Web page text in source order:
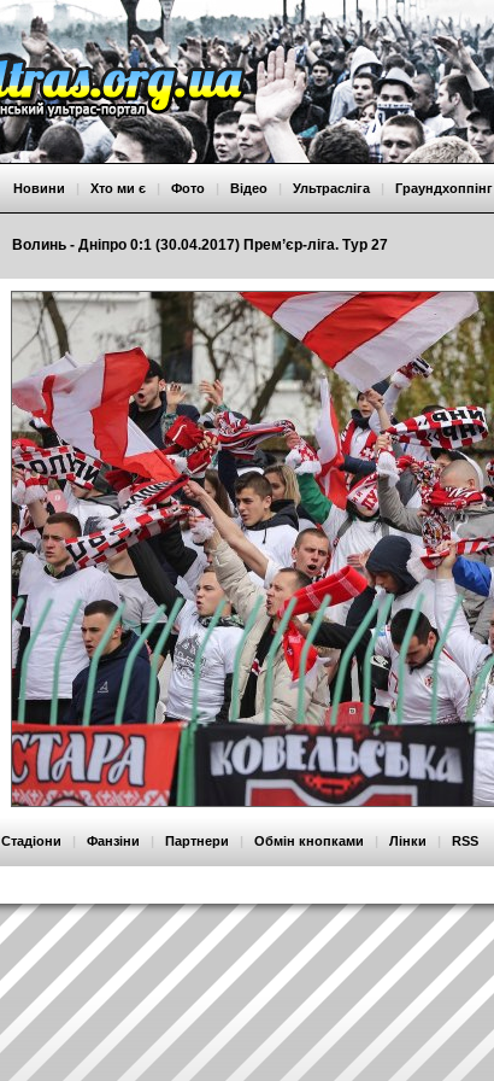
Волинь - Дніпро 0:1 (30.04.2017) Прем’єр-ліга. Тур 27
Новини | Хто ми є | Фото | Відео | Ультрасліга | Граундхоппінг
Стадіони | Фанзіни | Партнери | Обмін кнопками | Лінки | RSS